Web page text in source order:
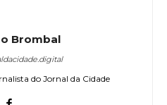
Brombal
do Jornal da Cidade